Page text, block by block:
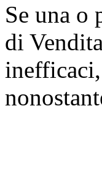
Se una o
di